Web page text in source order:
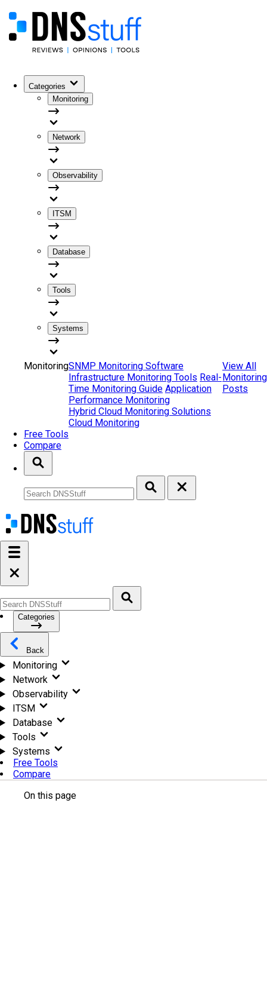
Categories
Monitoring
Network
Observability
ITSM
Database
Tools
Systems
MonitoringSNMP Monitoring Software
Infrastructure Monitoring Tools Real-
Time Monitoring Guide Application
Performance Monitoring
Hybrid Cloud Monitoring Solutions
Cloud Monitoring
View All
Monitoring
Posts
Free Tools
Compare
Categories
Back
Monitoring
Network
Observability
ITSM
Database
Tools
Systems
Free Tools
Compare
On this page